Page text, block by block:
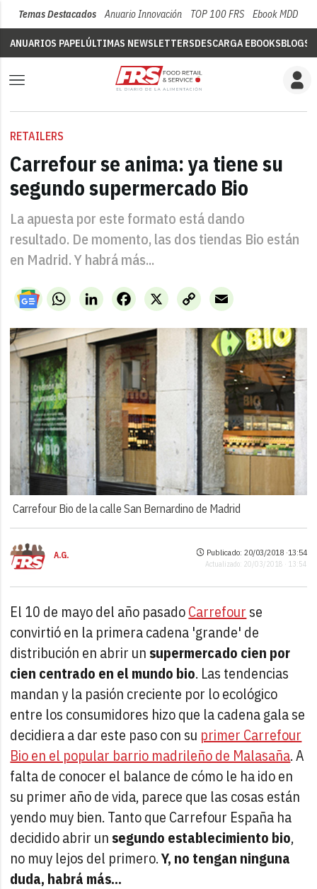
Temas Destacados Anuario Innovación TOP 100 FRS Ebook MDD
ANUARIOS PAPELÚLTIMAS NEWSLETTERSDESCARGA EBOOKSBLOGS
RETAILERS
Carrefour se anima: ya tiene su
segundo supermercado Bio
La apuesta por este formato está dando
resultado. De momento, las dos tiendas Bio están
en Madrid. Y habrá más...
WhatsAppLinkedIn X
Facebook
Copy
Link
Email
Carrefour Bio de la calle San Bernardino de Madrid
A.G. Publicado: 20/03/2018 ·13:54
Actualizado: 20/03/2018 · 13:54
El 10 de mayo del año pasadoCarrefour se
convirtió en la primera cadena 'grande' de
distribución en abrir un supermercado cien por
cien centrado en el mundo bio. Las tendencias
mandan y la pasión creciente por lo ecológico
entre los consumidores hizo que la cadena gala se
decidiera a dar este paso con su primer Carrefour
Bio en el popular barrio madrileño de Malasaña. A
falta de conocer el balance de cómo le ha ido en
su primer año de vida, parece que las cosas están
yendo muy bien. Tanto que Carrefour España ha
decidido abrir un segundo establecimiento bio,
no muy lejos del primero.Y, no tengan ninguna
duda, habrá más...